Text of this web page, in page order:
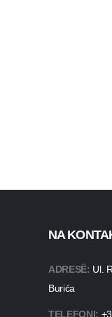
NA
ADRESË: Ul.
Burića
TELEFONI: